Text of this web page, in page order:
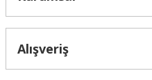
Alışveriş